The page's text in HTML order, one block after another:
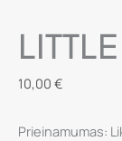
10,00 €
Prieinamumas: